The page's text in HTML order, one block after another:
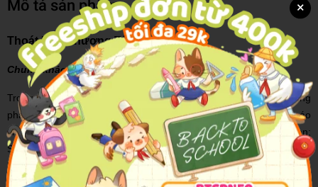
Mô tả sản phẩm
Thoát Đến Phương Tây
Chung khảo Man Booker Prize 2017
Trong một thành phố bất ổn, giữa một quốc gia chực chờ bùng
phát nội chiến, hai người trẻ phải lòng nhau: Nadia, dưới lớp áo
choàng phủ kín từ đầu đến chân, là một cô gái độc lập và nổi loạn;
Saeed trí thúc, nhẹ nhàng và truyền thống. Hỗn loạn và bạo lực
bùng vỡ cũng là lúc bắt đầu dậy lên tin đồn về những cánh cửa có
thể đưa người tị nạn vượt thoát sang một nơi khác.Thoát Đến
×